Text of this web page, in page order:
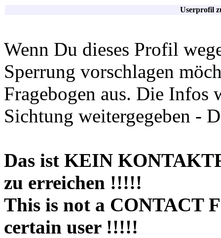
Userprofil
Wenn Du dieses Profil
Sperrung vorschlagen
Fragebogen aus. Die Infos
Sichtung weitergegeben -
Das ist KEIN
zu erreichen !!!!!
This is not a CONTACT
certain user !!!!!